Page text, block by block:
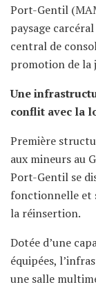
Port-Gentil
paysage
central de
promotion de la
Une
conflit avec la
Première
aux mineurs au
Port-Gentil se
fonctionnelle et
la réinsertion.
Dotée d’une
équipées,
une salle